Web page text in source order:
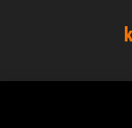
content